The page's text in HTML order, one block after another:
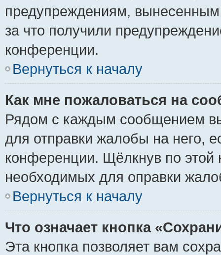
предупреждениям,
за что получили
конференции.
Вернуться к началу
Как мне пожаловаться на
Рядом с каждым сообщением
для отправки жалобы на него,
конференции. Щёлкнув по этой
необходимых для оправки
Вернуться к началу
Что означает кнопка
Эта кнопка позволяет вам